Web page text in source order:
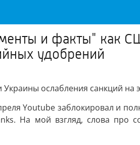
и факты" как
удобрений
ослабления санкций на
Youtube заблокировал и
На мой взгляд, слова про